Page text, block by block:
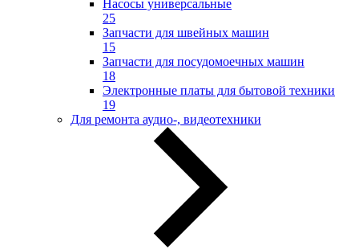
Насосы универсальные
25
Запчасти для швейных машин
15
Запчасти для посудомоечных машин
18
Электронные платы для бытовой техники
19
Для ремонта аудио-, видеотехники